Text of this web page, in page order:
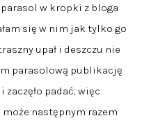
parasol w kropki z bloga
się w nim jak tylko go
upał i deszczu nie
parasolową publikację
zaczęło padać, więc
może następnym razem